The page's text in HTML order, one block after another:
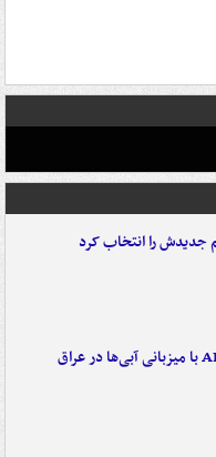
جدیدش را انتخاب کرد